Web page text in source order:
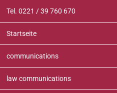
Inhalt
springen
Tel. 0221 / 39 760 670
Startseite
communications
law communications